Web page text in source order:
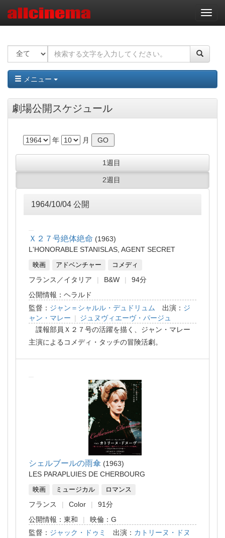
ナ
ビ
ー
ョ
ン
メニュー
劇場公開スケジュール
年 月
1週目
2週目
1964/10/04 公開
Ｘ２７号絶体絶命
1963
L'HONORABLE STANISLAS, AGENT SECRET
映画 アドベンチャー コメディ
フランス イタリア B&W
94分
公開情報：ヘラルド
監督： ジャン＝シャルル・デュドリュム 出演： ジ
ャン・マレー | ジュヌヴィエーヴ・パージュ
諜報部員Ｘ２７号の活躍を描く、ジャン・マレー
主演によるコメディ・タッチの冒険活劇。
シェルブールの雨傘
1963
LES PARAPLUIES DE CHERBOURG
映画 ミュージカル ロマンス
フランス Color
91分
公開情報：東和
映倫：G
監督： ジャック・ドゥミ 出演： カトリーヌ・ドヌ